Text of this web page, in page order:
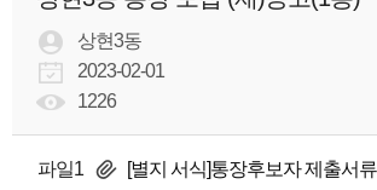
상현3동
2023-02-01
1226
파일1 [별지 서식]통장후보자 제출서